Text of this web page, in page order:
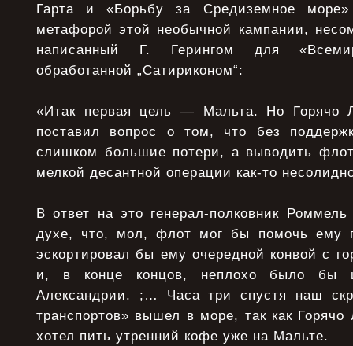
Гарта и «Борьбу за Средиземное
метафорой этой необычной кампании,
написанный Г. Герингом для
обработанной „Сатириконом“:
«Итак первая цель — Мальта. Но Горячо
поставил вопрос о том, что без
слишком большие потери, а выводить
мелкой десантной операции как-то
В ответ на это генерал-полковник
духе, что, мол, флот мог бы помочь ему
эскортировал бы ему очередной конвой с
и, в конце концов, неплохо было бы
Александрии. ;… Часа три спустя наш
транспортов» вышел в море, так как
хотел пить утренний кофе уже на Мальте.